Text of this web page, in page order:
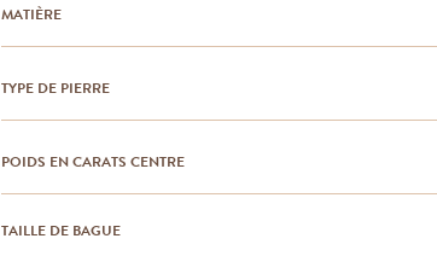
MATIÈRE
TYPE DE PIERRE
POIDS EN CARATS CENTRE
TAILLE DE BAGUE